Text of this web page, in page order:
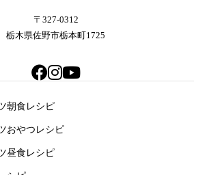
〒327-0312
栃木県佐野市栃本町1725
朝食レシピ
おやつレシピ
昼食レシピ